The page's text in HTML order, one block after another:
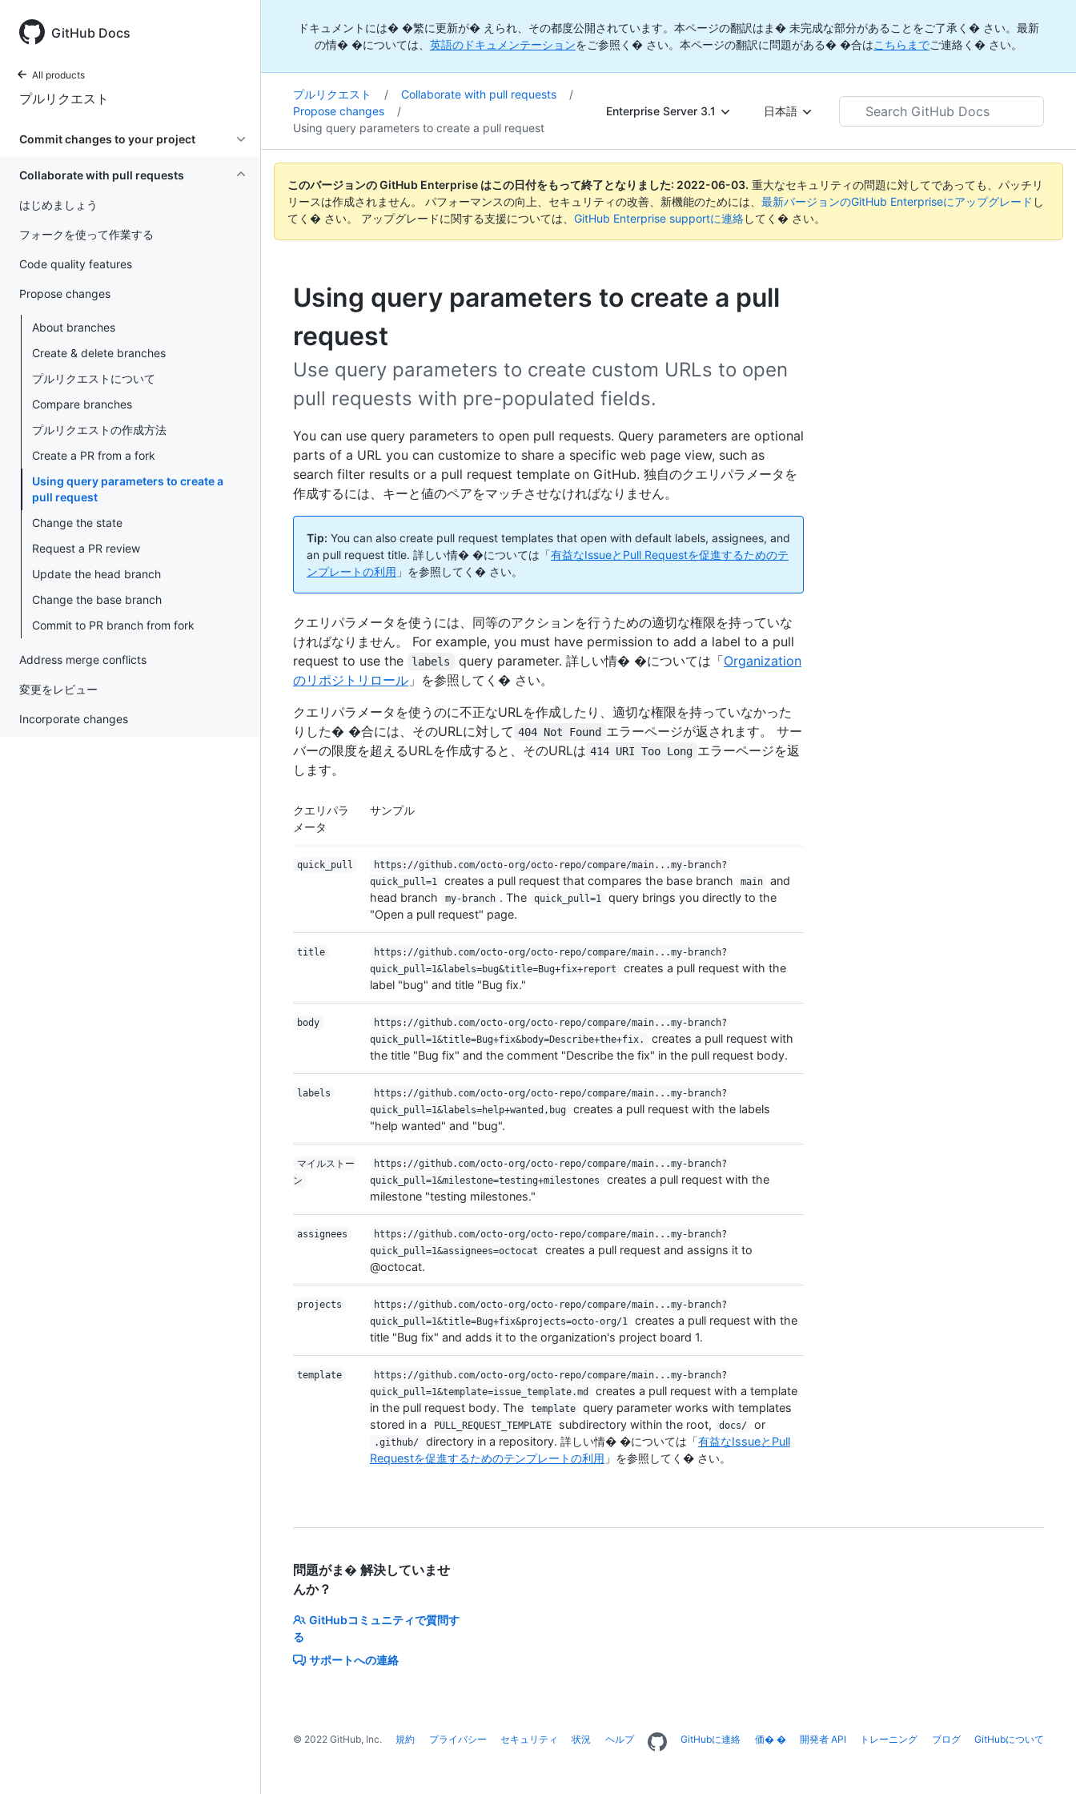
GitHub Docs
All products
プルリクエスト
Commit changes to your project
Collaborate with pull requests
はじめましょう
フォークを使って作業する
Code quality features
Propose changes
About branches
Create & delete branches
プルリクエストについて
Compare branches
プルリクエストの作成方法
Create a PR from a fork
Using query parameters to create a
pull request
Change the state
Request a PR review
Update the head branch
Change the base branch
Commit to PR branch from fork
Address merge conflicts
変更をレビュー
Incorporate changes
ドキュメントには� �繁に更新が� えられ、その都度公開されています。本ページの翻訳はま� 未完成な部分があることをご了承く� さい。最新
の情� �については、 英語のドキュメンテーションをご参照く� さい。本ページの翻訳に問題がある� �合はこちらまでご連絡く� さい。
プルリクエスト / Collaborate with pull requests
/
Propose changes
/
Using query parameters to create a pull request
Enterprise Server 3.1 日本語
Search
GitHub
このバージョンの GitHub Enterprise はこの日付をもって終了となりました: 2022-06-03. 重大なセキュリティの問題に対してであっても、パッチリ
リースは作成されません。 パフォーマンスの向上、セキュリティの改善、新機能のためには、 最新バージョンのGitHub Enterpriseにアップグレード し
てく� さい。 アップグレードに関する支援については、 GitHub Enterprise supportに連絡してく� さい。
Using query parameters to create a pull
request
Use query parameters to create custom URLs to open
pull requests with pre-populated fields.
You can use query parameters to open pull requests. Query parameters are optional
parts of a URL you can customize to share a specific web page view, such as
search filter results or a pull request template on GitHub. 独自のクエリパラメータを
作成するには、キーと値のペアをマッチさせなければなりません。
Tip: You can also create pull request templates that open with default labels, assignees, and
an pull request title. 詳しい情� �については「有益なIssueとPull Requestを促進するためのテ
ンプレートの利用 」を参照してく� さい。
クエリパラメータを使うには、同等のアクションを行うための適切な権限を持っていな
ければなりません。 For example, you must have permission to add a label to a pull
request to use the
labels query parameter. 詳しい情� �については「Organization
のリポジトリロール 」を参照してく� さい。
クエリパラメータを使うのに不正なURLを作成したり、適切な権限を持っていなかった
りした� �合には、そのURLに対して 404 Not Found エラーページが返されます。 サー
バーの限度を超えるURLを作成すると、そのURLは 414 URI Too Long エラーページを返
します。
クエリパラ
メータ
サンプル
quick_pull
https://github.com/octo-org/octo-repo/compare/main...my-branch?
quick_pull=1
creates a pull request that compares the base branch main
and
head branch
my-branch . The quick_pull=1
query brings you directly to the
"Open a pull request" page.
title
https://github.com/octo-org/octo-repo/compare/main...my-branch?
quick_pull=1&labels=bug&title=Bug+fix+report
creates a pull request with the
label "bug" and title "Bug fix."
body
https://github.com/octo-org/octo-repo/compare/main...my-branch?
quick_pull=1&title=Bug+fix&body=Describe+the+fix.
creates a pull request with
the title "Bug fix" and the comment "Describe the fix" in the pull request body.
labels
https://github.com/octo-org/octo-repo/compare/main...my-branch?
quick_pull=1&labels=help+wanted,bug
creates a pull request with the labels
"help wanted" and "bug".
マイルストー
ン
https://github.com/octo-org/octo-repo/compare/main...my-branch?
quick_pull=1&milestone=testing+milestones
creates a pull request with the
milestone "testing milestones."
assignees
https://github.com/octo-org/octo-repo/compare/main...my-branch?
quick_pull=1&assignees=octocat
creates a pull request and assigns it to
@octocat.
projects
https://github.com/octo-org/octo-repo/compare/main...my-branch?
quick_pull=1&title=Bug+fix&projects=octo-org/1
creates a pull request with the
title "Bug fix" and adds it to the organization's project board 1.
template
https://github.com/octo-org/octo-repo/compare/main...my-branch?
quick_pull=1&template=issue_template.md
creates a pull request with a template
in the pull request body. The
template
query parameter works with templates
stored in a
PULL_REQUEST_TEMPLATE subdirectory within the root, docs/ or
.github/ directory in a repository. 詳しい情� �については「有益なIssueとPull
Requestを促進するためのテンプレートの利用 」を参照してく� さい。
問題がま� 解決していませ
んか？
GitHubコミュニティで質問す
る
サポートへの連絡
© 2022 GitHub, Inc. 規約 プライバシー セキュリティ 状況 ヘルプ GitHubに連絡 価� � 開発者 API トレーニング ブログ GitHubについて